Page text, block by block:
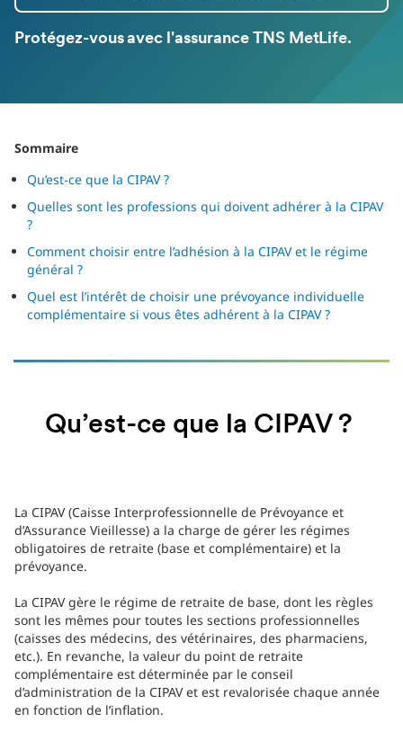
Protégez-vous avec l'assurance TNS MetLife.
Sommaire
Qu’est-ce que la CIPAV ?
Quelles sont les professions qui doivent adhérer à la CIPAV
?
Comment choisir entre l’adhésion à la CIPAV et le régime
général ?
Quel est l’intérêt de choisir une prévoyance individuelle
complémentaire si vous êtes adhérent à la CIPAV ?
Qu’est-ce que la CIPAV ?
La CIPAV (Caisse Interprofessionnelle de Prévoyance et
d’Assurance Vieillesse) a la charge de gérer les régimes
obligatoires de retraite (base et complémentaire) et la
prévoyance.
La CIPAV gère le régime de retraite de base, dont les règles
sont les mêmes pour toutes les sections professionnelles
(caisses des médecins, des vétérinaires, des pharmaciens,
etc.). En revanche, la valeur du point de retraite
complémentaire est déterminée par le conseil
d’administration de la CIPAV et est revalorisée chaque année
en fonction de l’inflation.